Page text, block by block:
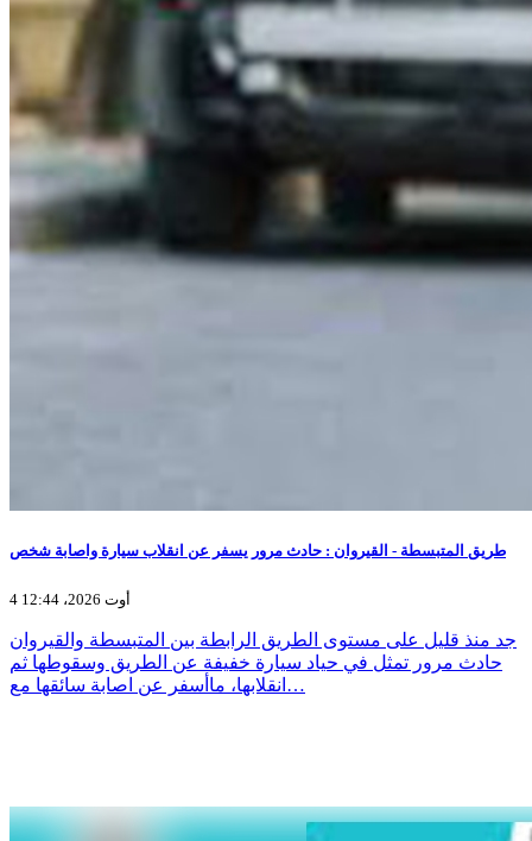
طريق المتبسطة - القيروان : حادث مرور يسفر عن انقلاب سيارة واصابة شخص
4 أوت 2026، 12:44
جد منذ قليل على مستوى الطريق الرابطة بين المتبسطة والقيروان
حادث مرور تمثل في حياد سيارة خفيفة عن الطريق وسقوطها ثم
انقلابها، ماأسفر عن اصابة سائقها مع…